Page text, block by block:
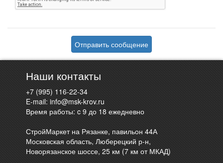
Отправить сообщение
Наши контакты
+7 (995) 116-22-34
E-mail:info@msk-krov.ru
Время работы: c 9 до 18 ежедневно
СтройМаркет на Рязанке, павильон 44А
Московская область, Люберецкий р-н,
Новорязанское шоссе, 25 км (7 км от МКАД)